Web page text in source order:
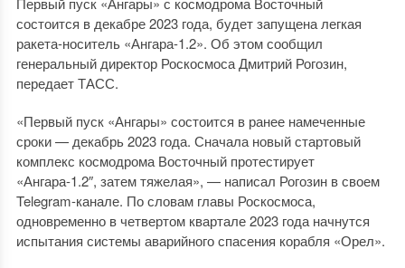
состоится в декабре 2023 года, будет запущена легкая
ракета-носитель «Ангара-1.2». Об этом сообщил
генеральный директор Роскосмоса Дмитрий Рогозин,
передает ТАСС.
«Первый пуск «Ангары» состоится в ранее намеченные
сроки — декабрь 2023 года. Сначала новый стартовый
комплекс космодрома Восточный протестирует
«Ангара-1.2″, затем тяжелая», — написал Рогозин в своем
Telegram-канале. По словам главы Роскосмоса,
одновременно в четвертом квартале 2023 года начнутся
испытания системы аварийного спасения корабля «Орел».